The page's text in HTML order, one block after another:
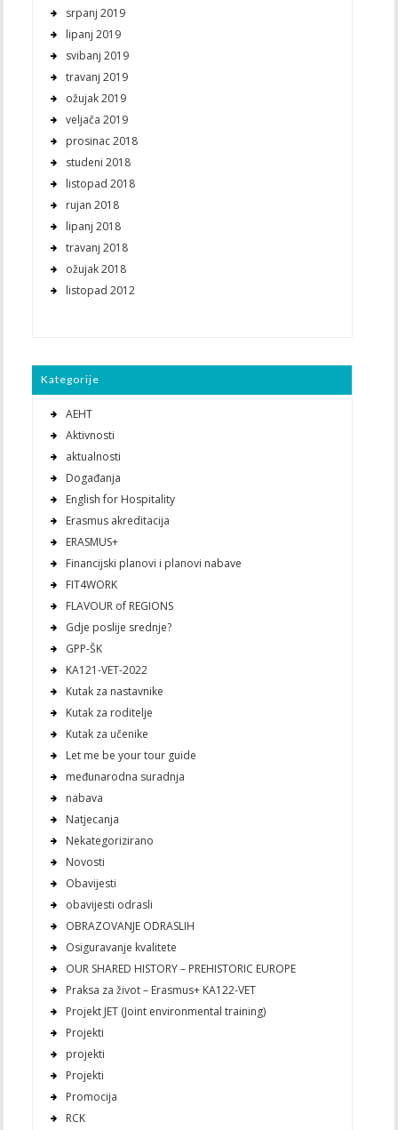
srpanj 2019
lipanj 2019
svibanj 2019
travanj 2019
ožujak 2019
veljača 2019
prosinac 2018
studeni 2018
listopad 2018
rujan 2018
lipanj 2018
travanj 2018
ožujak 2018
listopad 2012
Kategorije
AEHT
Aktivnosti
aktualnosti
Događanja
English for Hospitality
Erasmus akreditacija
ERASMUS+
Financijski planovi i planovi nabave
FIT4WORK
FLAVOUR of REGIONS
Gdje poslije srednje?
GPP-ŠK
KA121-VET-2022
Kutak za nastavnike
Kutak za roditelje
Kutak za učenike
Let me be your tour guide
međunarodna suradnja
nabava
Natjecanja
Nekategorizirano
Novosti
Obavijesti
obavijesti odrasli
OBRAZOVANJE ODRASLIH
Osiguravanje kvalitete
OUR SHARED HISTORY – PREHISTORIC EUROPE
Praksa za život – Erasmus+ KA122-VET
Projekt JET (Joint environmental training)
Projekti
projekti
Projekti
Promocija
RCK